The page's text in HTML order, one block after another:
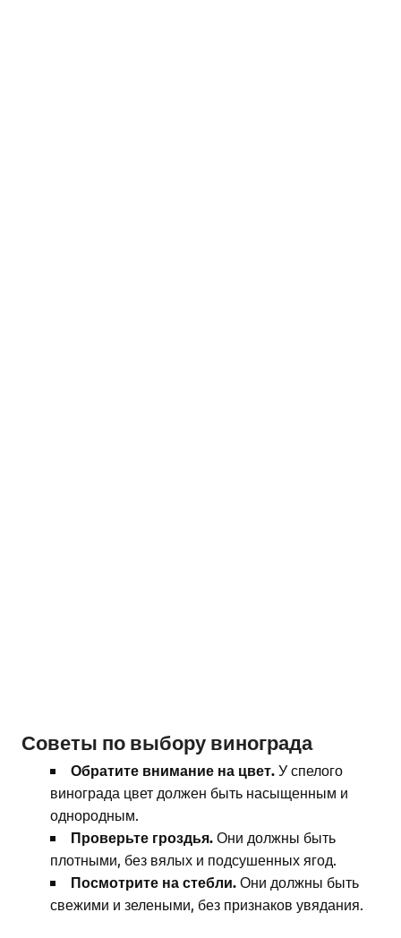
Советы по выбору винограда
Обратите внимание на цвет. У спелого
винограда цвет должен быть насыщенным и
однородным.
Проверьте гроздья. Они должны быть
плотными, без вялых и подсушенных ягод.
Посмотрите на стебли. Они должны быть
свежими и зелеными, без признаков увядания.